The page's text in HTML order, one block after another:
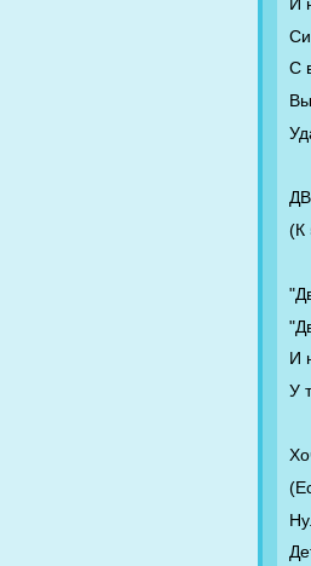
С
(К
И
У